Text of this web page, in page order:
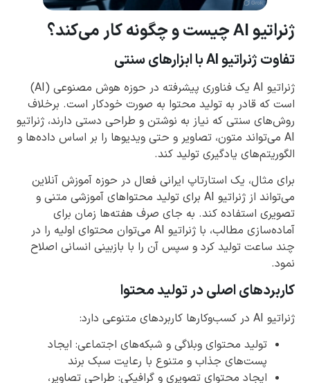
ژنراتیو AI چیست و چگونه کار می‌کند؟
تفاوت ژنراتیو AI با ابزارهای سنتی
ژنراتیو AI یک فناوری پیشرفته در حوزه هوش مصنوعی (AI)
است که قادر به تولید محتوا به صورت خودکار است. برخلاف
روش‌های سنتی که نیاز به نوشتن و طراحی دستی دارند، ژنراتیو
AI می‌تواند متون، تصاویر و حتی ویدیوها را بر اساس داده‌ها و
الگوریتم‌های یادگیری تولید کند.
برای مثال، یک استارتاپ ایرانی فعال در حوزه آموزش آنلاین
می‌تواند از ژنراتیو AI برای تولید محتواهای آموزشی متنی و
تصویری استفاده کند. به جای صرف هفته‌ها زمان برای
آماده‌سازی مطالب، با ژنراتیو AI می‌توان محتوای اولیه را در
چند ساعت تولید کرد و سپس آن را با بازبینی انسانی اصلاح
نمود.
کاربردهای اصلی در تولید محتوا
ژنراتیو AI در کسب‌وکارها کاربردهای متنوعی دارد:
تولید محتوای وبلاگی و شبکه‌های اجتماعی: ایجاد
پست‌های جذاب و متنوع با رعایت سبک برند
ایجاد محتوای تصویری و گرافیکی: طراحی تصاویر،